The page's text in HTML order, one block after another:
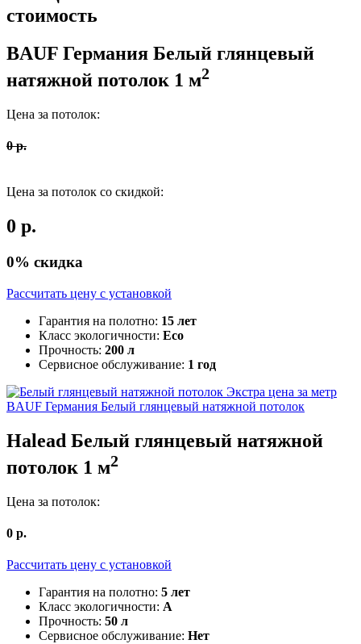
стоимость
BAUF Германия Белый глянцевый
натяжной потолок 1 м2
Цена за потолок:
0р.
Цена за потолок со скидкой:
0 р.
0% скидка
Рассчитать цену c установкой
Гарантия на полотно: 15 лет
Класс экологичности: Eco
Прочность: 200 л
Сервисное обслуживание: 1 год
BAUF Германия Белый глянцевый натяжной потолок
Halead Белый глянцевый натяжной
потолок 1 м2
Цена за потолок:
0 р.
Рассчитать цену c установкой
Гарантия на полотно: 5 лет
Класс экологичности: А
Прочность: 50 л
Сервисное обслуживание: Нет